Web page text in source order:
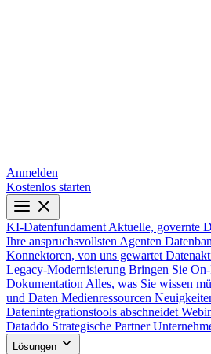
Anmelden
Kostenlos starten
KI-Datenfundament Aktuelle, governte
Ihre anspruchsvollsten Agenten
Konnektoren, von uns gewartet
Legacy-Modernisierung Bringen Sie
Dokumentation Alles, was Sie wissen
und Daten Medienressourcen
Datenintegrationstools abschneidet
Dataddo Strategische Partner
Lösungen